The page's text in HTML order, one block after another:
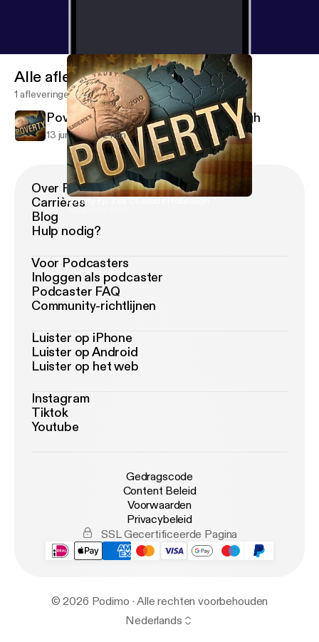
Poverty Ep.3 by Charlotte Holbrough
Alle afleveringen
1 afleveringen
Poverty Ep.3 by Charlotte Holbrough
13 jun 2019 2 min
Over Podimo
Carrières
Blog
Hulp nodig?
Voor Podcasters
Inloggen als podcaster
Podcaster FAQ
Community-richtlijnen
Luister op iPhone
Luister op Android
Luister op het web
Instagram
Tiktok
Youtube
Gedragscode
Content Beleid
Voorwaarden
Privacybeleid
SSL Gecertificeerde Pagina
© 2026 Podimo · Alle rechten voorbehouden
Nederlands